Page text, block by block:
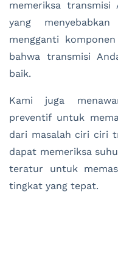
memeriksa
yang
mengganti
bahwa transmisi
baik.
Kami juga
preventif untuk
dari masalah ciri ciri
dapat memeriksa
teratur untuk
tingkat yang tepat.